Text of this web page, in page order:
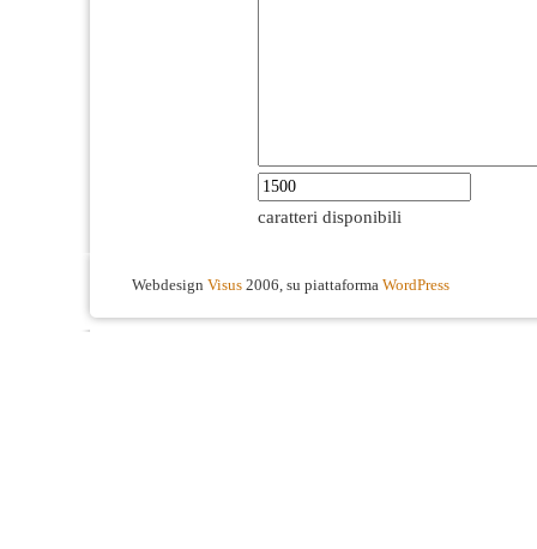
caratteri disponibili
Webdesign Visus 2006, su piattaforma WordPress